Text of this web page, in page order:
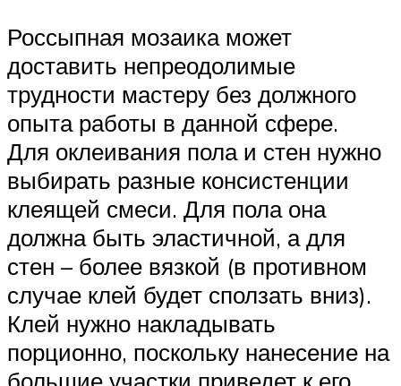
Россыпная мозаика может
доставить непреодолимые
трудности мастеру без должного
опыта работы в данной сфере.
Для оклеивания пола и стен нужно
выбирать разные консистенции
клеящей смеси. Для пола она
должна быть эластичной, а для
стен – более вязкой (в противном
случае клей будет сползать вниз).
Клей нужно накладывать
порционно, поскольку нанесение на
большие участки приведет к его